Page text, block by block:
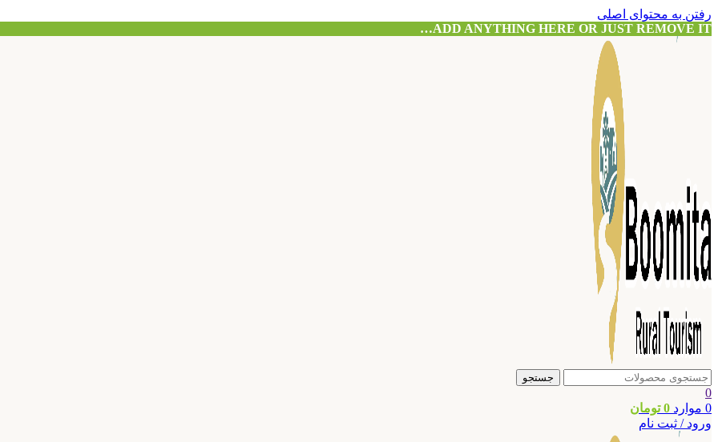
رفتن به محتوای اصلی
ADD ANYTHING HERE OR JUST REMOVE IT…
جستجو
0
0 موارد 0 تومان
ورود / ثبت نام